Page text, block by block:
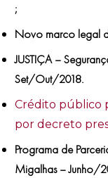
;
Novo marco legal
JUSTIÇA –
Set/Out/2018.
Crédito público
por decreto
Programa de
Migalhas – Junho/